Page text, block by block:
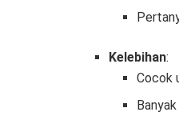
Kelebihan:
Cocok